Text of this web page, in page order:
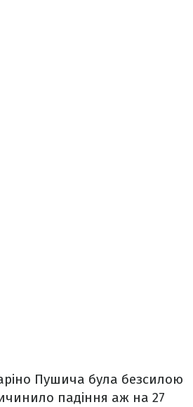
Пушича була безсилою
падіння аж на 27